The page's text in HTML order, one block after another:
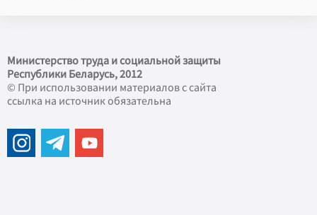
Министерство труда и социальной защиты
Республики Беларусь, 2012
© При использовании материалов с сайта
ссылка на источник обязательна